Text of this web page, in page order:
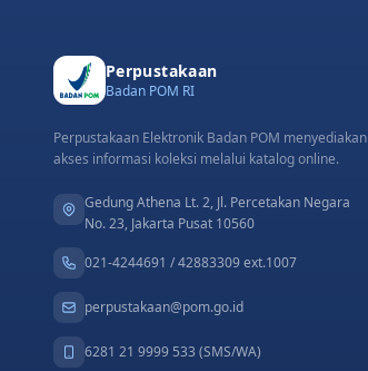
Perpustakaan
Badan POM RI
Perpustakaan Elektronik Badan POM menyediakan
akses informasi koleksi melalui katalog online.
Gedung Athena Lt. 2, Jl. Percetakan Negara
No. 23, Jakarta Pusat 10560
021-4244691 / 42883309 ext.1007
perpustakaan@pom.go.id
6281 21 9999 533 (SMS/WA)